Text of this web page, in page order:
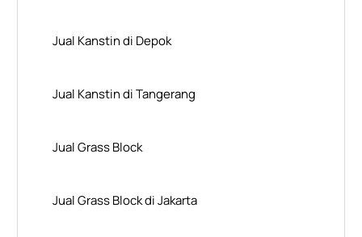
Jual Kanstin di Depok
Jual Kanstin di Tangerang
Jual Grass Block
Jual Grass Block di Jakarta